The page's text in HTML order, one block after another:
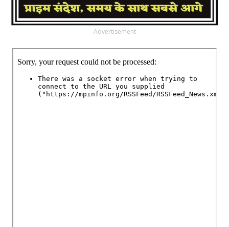
- Advertisement -